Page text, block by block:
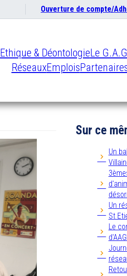
Ouverture de compte/
Ethique & DéontologieLe
RéseauxEmplois
Sur ce
Un
Un
St
Le